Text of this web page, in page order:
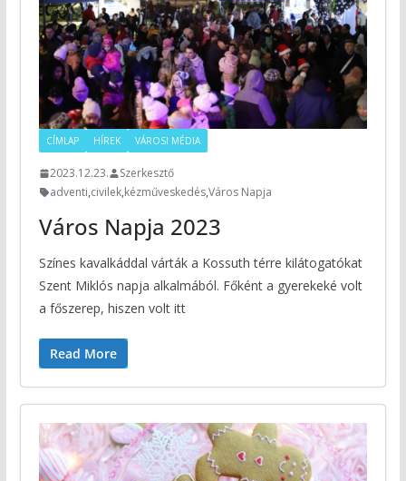
CÍMLAP HÍREK VÁROSI MÉDIA
2023.12.23.
Szerkesztő
adventi,civilek,kézműveskedés,Város Napja
Város Napja 2023
Színes kavalkáddal várták a Kossuth térre kilátogatókat
Szent Miklós napja alkalmából. Főként a gyerekeké volt
a főszerep, hiszen volt itt
Read More